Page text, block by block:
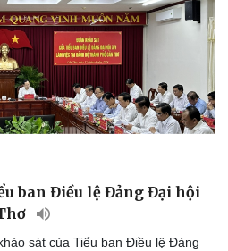
ban Điều lệ Đảng Đại hội
sát của Tiểu ban Điều lệ Đảng